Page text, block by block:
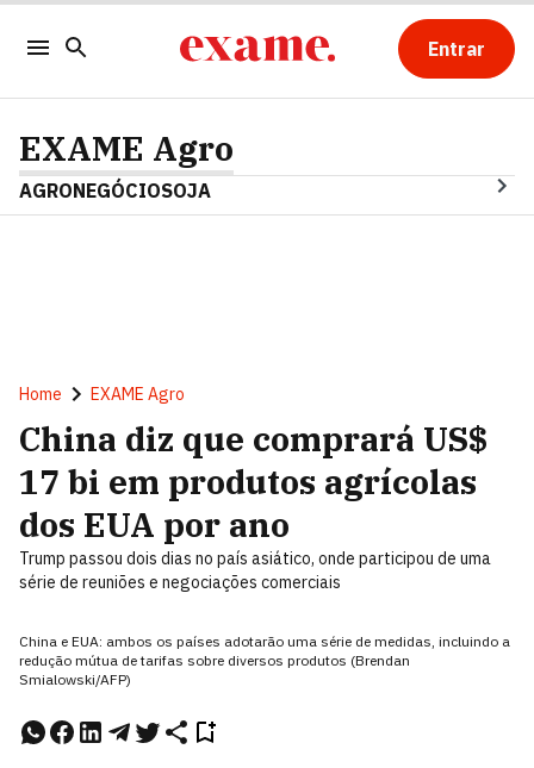
Entrar
EXAME Agro
AGRONEGÓCIOSOJA
Home EXAME Agro
China diz que comprará US$
17 bi em produtos agrícolas
dos EUA por ano
Trump passou dois dias no país asiático, onde participou de uma
série de reuniões e negociações comerciais
China e EUA: ambos os países adotarão uma série de medidas, incluindo a
redução mútua de tarifas sobre diversos produtos (Brendan
Smialowski/AFP)